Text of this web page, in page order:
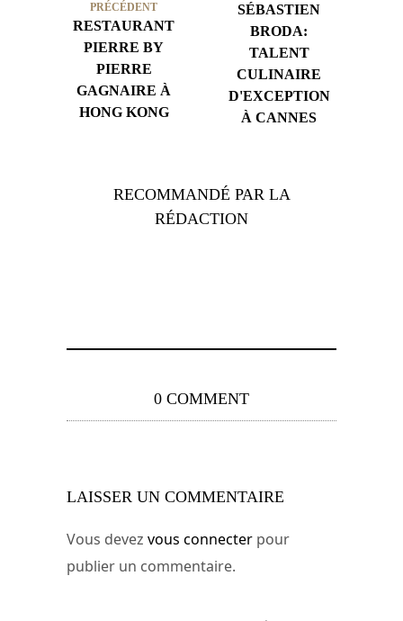
PRÉCÉDENT
RESTAURANT
PIERRE BY
PIERRE
GAGNAIRE À
HONG KONG
SÉBASTIEN
BRODA:
TALENT
CULINAIRE
D'EXCEPTION
À CANNES
RECOMMANDÉ PAR LA
RÉDACTION
0 COMMENT
LAISSER UN COMMENTAIRE
Vous devez vous connecter pour
publier un commentaire.